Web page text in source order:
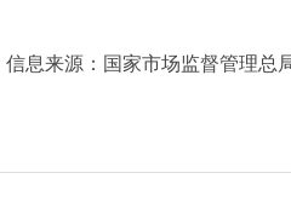
信息来源：国家市场监督管理总